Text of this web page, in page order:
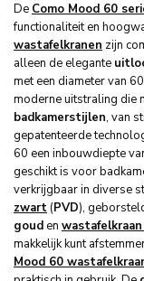
De Como Mood 60
functionaliteit en
wastafelkranen zijn
alleen de elegante
met een diameter van
moderne uitstraling die
badkamerstijlen, van
gepatenteerde
60 een inbouwdiepte
geschikt is voor
verkrijgbaar in diverse
zwart(PVD),
gouden
makkelijk kunt
Mood 60